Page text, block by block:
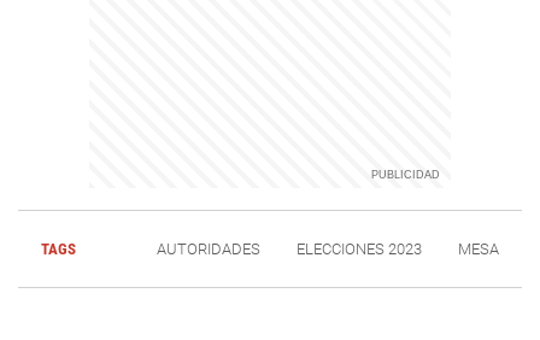
TAGS AUTORIDADES ELECCIONES 2023 MESA